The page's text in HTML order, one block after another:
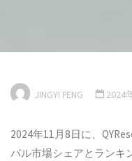
JINGYI FENG 2024
2024年11月8日に、
バル市場シェアとランキ